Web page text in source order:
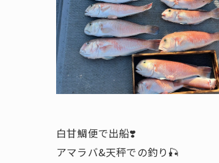
白甘鯛便で出船❣️
アマラバ&天秤での釣り🎣